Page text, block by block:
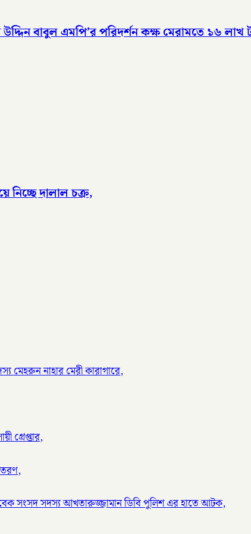
বাবুল এমপি’র পরিদর্শন কক্ষ মেরামতে ১৬ লাখ
নিচ্ছে দালাল চক্র,
মেহরুন নাহার মেরী কারাগারে,
গ্রেপ্তার,
সংসদ সদস্য আখতারুজ্জামান ডিবি পুলিশ এর হাতে আটক,